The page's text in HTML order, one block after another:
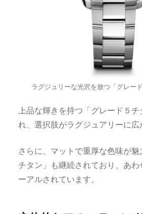
ラグジュリーな光沢を放つ「グレー
上品な輝きを持つ「グレード５
れ、選択肢がラグジュアリーに広
さらに、マットで重厚な色味が魅
チタン」も継続されており、あわ
ーアルされています。